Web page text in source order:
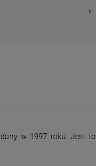
w 1997 roku. Jest to